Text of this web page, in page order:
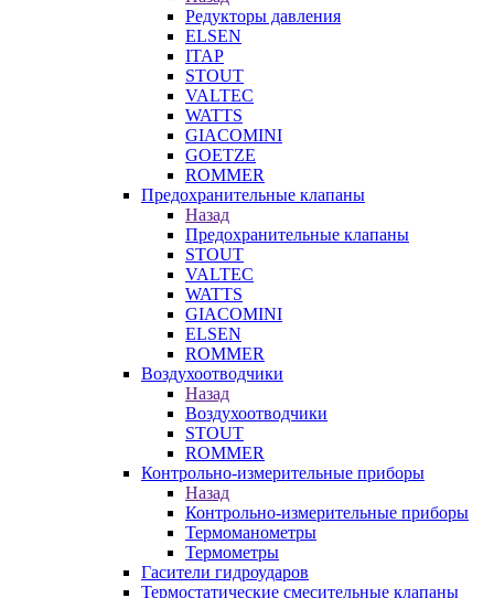
Редукторы давления
ELSEN
ITAP
STOUT
VALTEC
WATTS
GIACOMINI
GOETZE
ROMMER
Предохранительные клапаны
Назад
Предохранительные клапаны
STOUT
VALTEC
WATTS
GIACOMINI
ELSEN
ROMMER
Воздухоотводчики
Назад
Воздухоотводчики
STOUT
ROMMER
Контрольно-измерительные приборы
Назад
Контрольно-измерительные приборы
Термоманометры
Термометры
Гасители гидроударов
Термостатические смесительные клапаны